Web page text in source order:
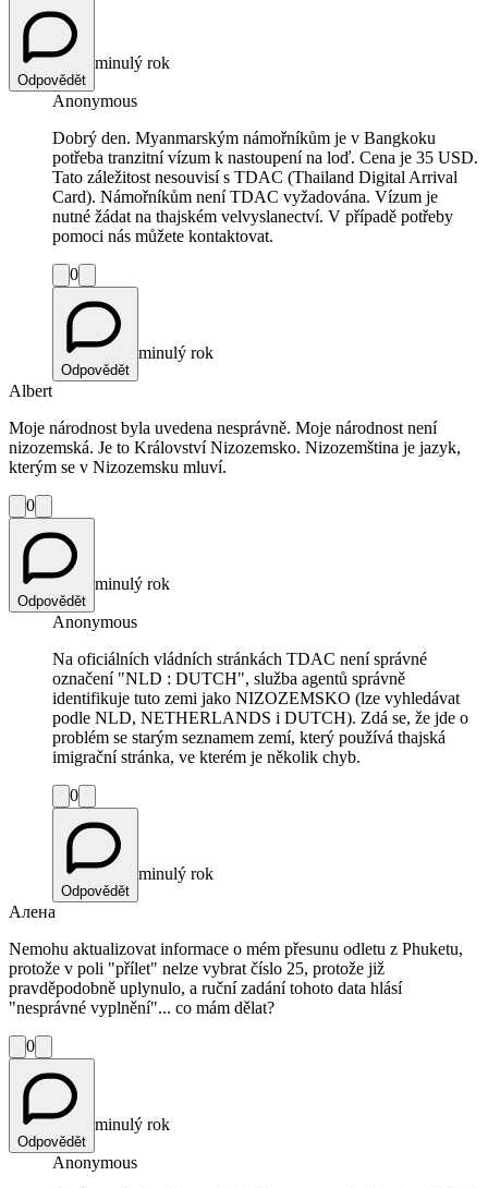
Odpovědět
minulý rok
Anonymous
Dobrý den. Myanmarským námořníkům je v Bangkoku
potřeba tranzitní vízum k nastoupení na loď. Cena je 35 USD.
Tato záležitost nesouvisí s TDAC (Thailand Digital Arrival
Card). Námořníkům není TDAC vyžadována. Vízum je
nutné žádat na thajském velvyslanectví. V případě potřeby
pomoci nás můžete kontaktovat.
0
Odpovědět
minulý rok
Albert
Moje národnost byla uvedena nesprávně. Moje národnost není
nizozemská. Je to Království Nizozemsko. Nizozemština je jazyk,
kterým se v Nizozemsku mluví.
0
Odpovědět
minulý rok
Anonymous
Na oficiálních vládních stránkách TDAC není správné
označení "NLD : DUTCH", služba agentů správně
identifikuje tuto zemi jako NIZOZEMSKO (lze vyhledávat
podle NLD, NETHERLANDS i DUTCH). Zdá se, že jde o
problém se starým seznamem zemí, který používá thajská
imigrační stránka, ve kterém je několik chyb.
0
Odpovědět
minulý rok
Алена
Nemohu aktualizovat informace o mém přesunu odletu z Phuketu,
protože v poli "přílet" nelze vybrat číslo 25, protože již
pravděpodobně uplynulo, a ruční zadání tohoto data hlásí
"nesprávné vyplnění"... co mám dělat?
0
Odpovědět
minulý rok
Anonymous